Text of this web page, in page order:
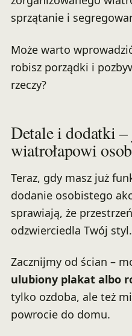
sprzątanie i
Może warto
robisz porządki i
rzeczy?
Detale i dodatki –
wiatrołapowi
Teraz, gdy masz już
dodanie osobistego
sprawiają, że
odzwierciedla Twój styl.
Zacznijmy od ścian –
ulubiony plakat albo
tylko ozdoba, ale też
powrocie do domu.